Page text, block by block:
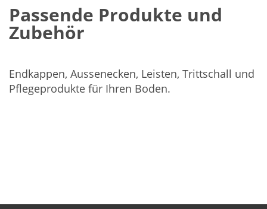
Passende Produkte und
Zubehör
Endkappen, Aussenecken, Leisten, Trittschall und
Pflegeprodukte für Ihren Boden.